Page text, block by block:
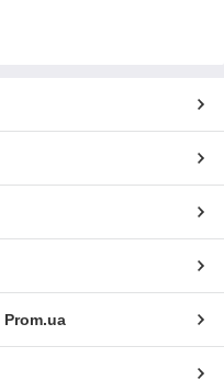
Prom.ua